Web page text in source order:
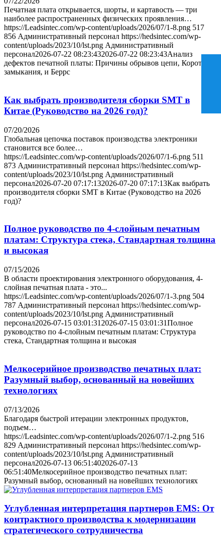
Печатная плата открывается, шорты, и картавость — три
наиболее распространенных физических проявления…
https://Leadsintec.com/wp-content/uploads/2026/07/1-8.png 517
856 Административный персонал https://hedsintec.com/wp-
content/uploads/2023/10/lst.png Административный
персонал2026-07-22 08:23:432026-07-22 08:23:43Анализ
дефектов печатной платы: Причины обрывов цепи, Короткие
замыкания, и Беррс
Как выбрать производителя сборки SMT в
Китае (Руководство на 2026 год)?
07/20/2026
Глобальная цепочка поставок производства электроники
становится все более…
https://Leadsintec.com/wp-content/uploads/2026/07/1-6.png 511
873 Административный персонал https://hedsintec.com/wp-
content/uploads/2023/10/lst.png Административный
персонал2026-07-20 07:17:132026-07-20 07:17:13Как выбрать
производителя сборки SMT в Китае (Руководство на 2026
год)?
Полное руководство по 4-слойным печатным
платам: Структура стека, Стандартная толщина
и высокая
07/15/2026
В области проектирования электронного оборудования, 4-
слойная печатная плата - это...
https://Leadsintec.com/wp-content/uploads/2026/07/1-3.png 504
787 Административный персонал https://hedsintec.com/wp-
content/uploads/2023/10/lst.png Административный
персонал2026-07-15 03:01:31 2026-07-15 03:01:31Полное
руководство по 4-слойным печатным платам: Структура
стека, Стандартная толщина и высокая
Мелкосерийное производство печатных плат:
Разумный выбор, основанный на новейших
технологиях
07/13/2026
Благодаря быстрой итерации электронных продуктов,
подъем…
https://Leadsintec.com/wp-content/uploads/2026/07/1-2.png 516
829 Административный персонал https://hedsintec.com/wp-
content/uploads/2023/10/lst.png Административный
персонал2026-07-13 06:51:402026-07-13
06:51:40Мелкосерийное производство печатных плат:
Разумный выбор, основанный на новейших технологиях
Углубленная интерпретация партнеров EMS: От
контрактного производства к модернизации
стратегического сотрудничества